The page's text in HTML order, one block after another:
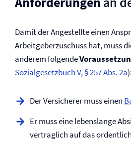
Damit der Angestellte einen
Arbeitgeberzuschuss hat, muss
anderem folgende
Sozialgesetzbuch V, § 257 Abs. 2a):
Der Versicherer muss einen
Er muss eine lebenslange
vertraglich auf das